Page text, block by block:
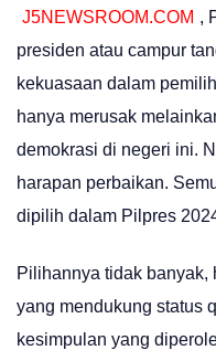
J5NEWSROOM.COM ,
presiden atau campur
kekuasaan dalam
hanya merusak
demokrasi di negeri ini.
harapan perbaikan.
dipilih dalam Pilpres
Pilihannya tidak banyak,
yang mendukung status
kesimpulan yang